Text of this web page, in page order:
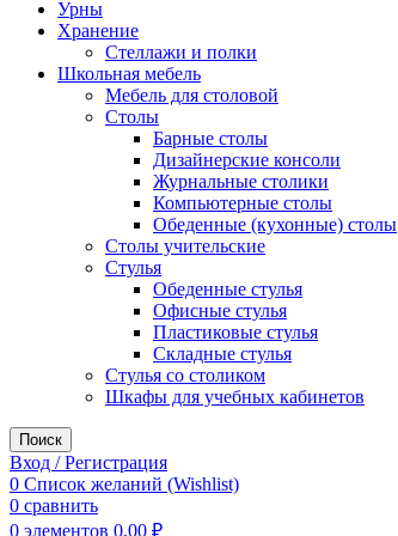
Урны
Хранение
Стеллажи и полки
Школьная мебель
Мебель для столовой
Столы
Барные столы
Дизайнерские консоли
Журнальные столики
Компьютерные столы
Обеденные (кухонные) столы
Столы учительские
Стулья
Обеденные стулья
Офисные стулья
Пластиковые стулья
Складные стулья
Стулья со столиком
Шкафы для учебных кабинетов
Поиск
Вход / Регистрация
0 Список желаний (Wishlist)
0 сравнить
0 элементов 0,00 ₽